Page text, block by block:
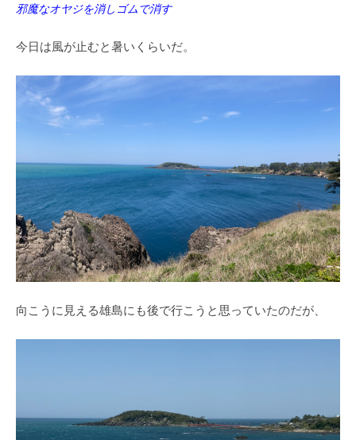
邪魔なオヤジを消しゴムで消す
今日は風が止むと暑いくらいだ。
向こうに見える雄島にも後で行こうと思っていたのだが、